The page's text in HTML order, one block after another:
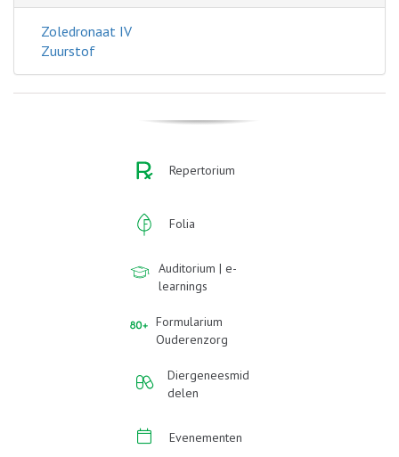
Zoledronaat IV
Zuurstof
Repertorium
Folia
Auditorium | e-
learnings
Formularium
Ouderenzorg
Diergeneesmid
delen
Evenementen